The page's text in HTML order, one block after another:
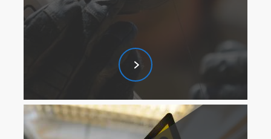
Det er et medisinsk utstyr som primært skal
beskytte pasienter mot bakterier og virus fra